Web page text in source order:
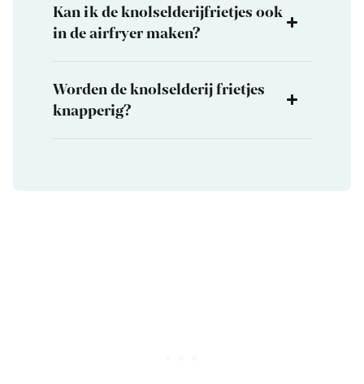
Kan ik de knolselderijfrietjes ook
in de airfryer maken?
Worden de knolselderij frietjes
knapperig?